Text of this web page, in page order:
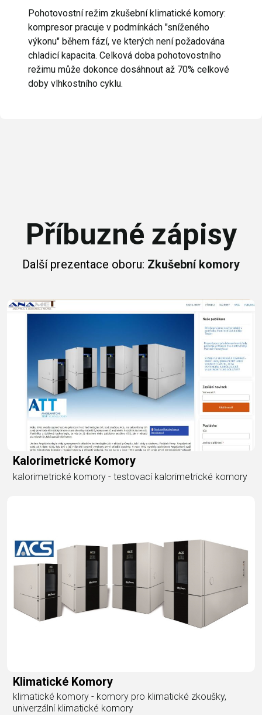
Pohotovostní režim zkušební klimatické komory:
kompresor pracuje v podmínkách "sníženého
výkonu" během fází, ve kterých není požadována
chladicí kapacita. Celková doba pohotovostního
režimu může dokonce dosáhnout až 70% celkové
doby vlhkostního cyklu.
Příbuzné zápisy
Další prezentace oboru: Zkušební komory
Kalorimetrické Komory
kalorimetrické komory - testovací kalorimetrické komory
Klimatické Komory
klimatické komory - komory pro klimatické zkoušky,
univerzální klimatické komory